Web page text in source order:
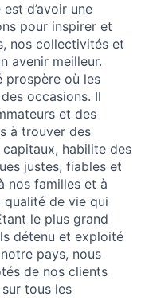
d’avoir une
pour inspirer et
nos collectivités et
avenir meilleur.
prospère où les
occasions. Il
et des
à trouver des
habilite des
justes, fiables et
nos familles et à
de vie qui
le plus grand
détenu et exploité
pays, nous
de nos clients
tous les